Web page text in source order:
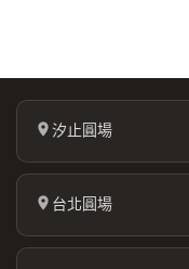
汐止圓場
台北圓場